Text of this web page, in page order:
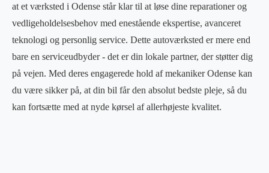
at et værksted i Odense står klar til at løse dine reparationer og
vedligeholdelsesbehov med enestående ekspertise, avanceret
teknologi og personlig service. Dette autoværksted er mere end
bare en serviceudbyder - det er din lokale partner, der støtter dig
på vejen. Med deres engagerede hold af mekaniker Odense kan
du være sikker på, at din bil får den absolut bedste pleje, så du
kan fortsætte med at nyde kørsel af allerhøjeste kvalitet.